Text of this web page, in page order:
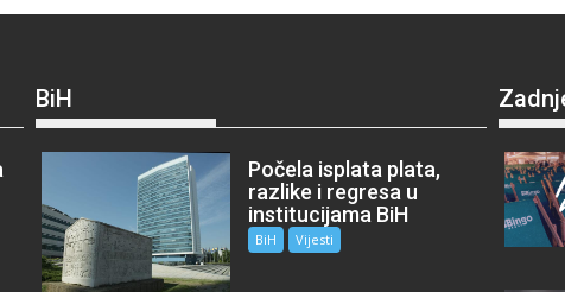
BiH
Počela isplata plata,
razlike i regresa u
institucijama BiH
BiH Vijesti